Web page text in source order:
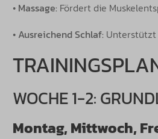
• Massage: Fördert die
• Ausreichend Schlaf: Unterstützt
WOCHE 1-2:
Montag, Mittwoch,